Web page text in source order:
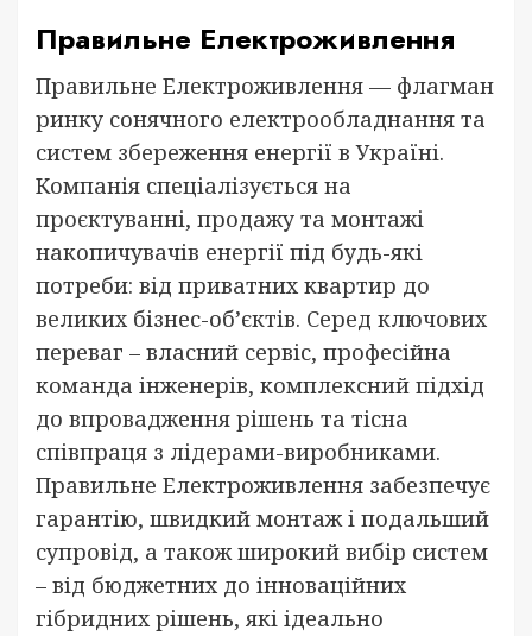
Правильне Електроживлення
Правильне Електроживлення — флагман
ринку сонячного електрообладнання та
систем збереження енергії в Україні.
Компанія спеціалізується на
проєктуванні, продажу та монтажі
накопичувачів енергії під будь-які
потреби: від приватних квартир до
великих бізнес-об’єктів. Серед ключових
переваг – власний сервіс, професійна
команда інженерів, комплексний підхід
до впровадження рішень та тісна
співпраця з лідерами-виробниками.
Правильне Електроживлення забезпечує
гарантію, швидкий монтаж і подальший
супровід, а також широкий вибір систем
– від бюджетних до інноваційних
гібридних рішень, які ідеально